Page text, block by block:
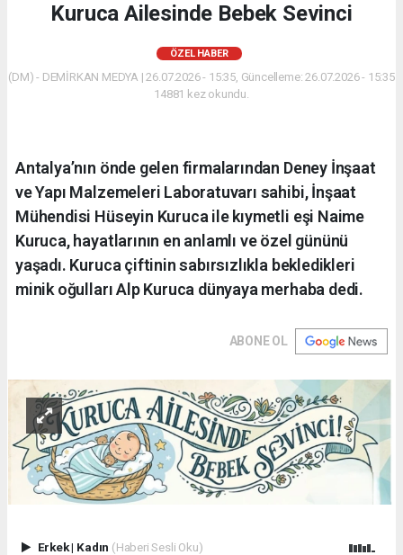
Kuruca Ailesinde Bebek Sevinci
ÖZEL HABER
(DM) - DEMİRKAN MEDYA | 26.07.2026 - 15:35, Güncelleme: 26.07.2026 - 15:35
14881 kez okundu.
Antalya’nın önde gelen firmalarından Deney İnşaat
ve Yapı Malzemeleri Laboratuvarı sahibi, İnşaat
Mühendisi Hüseyin Kuruca ile kıymetli eşi Naime
Kuruca, hayatlarının en anlamlı ve özel gününü
yaşadı. Kuruca çiftinin sabırsızlıkla bekledikleri
minik oğulları Alp Kuruca dünyaya merhaba dedi.
ABONE OL
Erkek| Kadın (Haberi Sesli Oku)